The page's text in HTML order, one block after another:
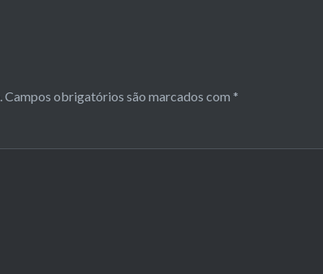
Campos obrigatórios são marcados com *